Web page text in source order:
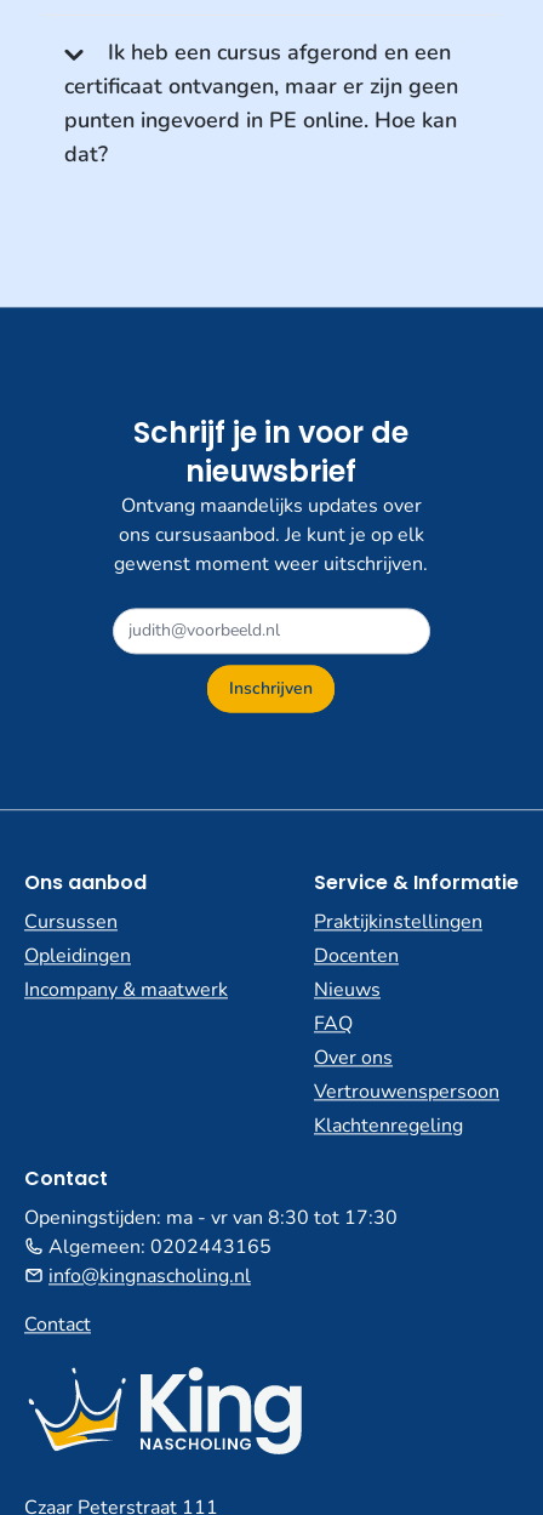
Ik heb een cursus afgerond en een
certificaat ontvangen, maar er zijn geen
punten ingevoerd in PE online. Hoe kan
dat?
Schrijf je in voor de
nieuwsbrief
Ontvang maandelijks updates over
ons cursusaanbod. Je kunt je op elk
gewenst moment weer uitschrijven.
Dit
veld
Inschrijven
Ons aanbod
Cursussen
Opleidingen
Incompany & maatwerk
Service & Informatie
Praktijkinstellingen
Docenten
Nieuws
FAQ
Over ons
Vertrouwenspersoon
Klachtenregeling
Contact
Openingstijden: ma - vr van 8:30 tot 17:30
Algemeen: 0202443165
info@kingnascholing.nl
Contact
Czaar Peterstraat 111